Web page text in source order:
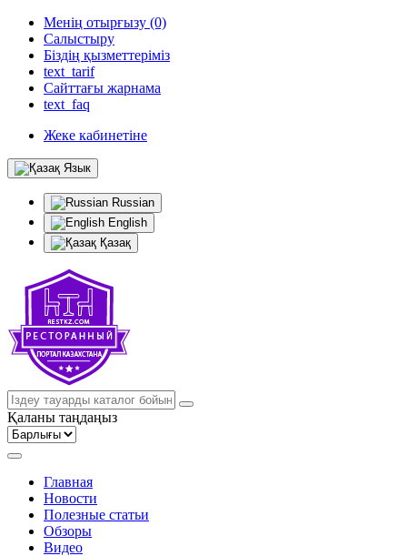
Менің отырғызу (0)
Салыстыру
Біздің қызметтеріміз
text_tarif
Сайттағы жарнама
text_faq
Жеке кабинетіне
Язык
Russian
English
Қазақ
Қаланы таңдаңыз
Главная
Новости
Полезные статьи
Обзоры
Видео